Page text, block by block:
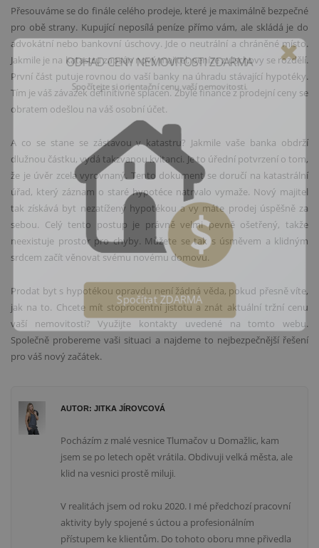
Přesouváme se do finále celého prodeje, které je maximálně bezpečné
pro obě strany. Kupující neposílá peníze přímo vám, ale skládá je do
advokátní nebo bankovní úschovy. Jde o neutrální a chráněné místo.
Jakmile je na katastru zapsán nový majitel, peníze z úschovy se rozdělí.
První část putuje rovnou do vaší banky na úhradu stávající hypotéky.
Tím je váš závazek definitivně splacen. Zbylé finance z prodejní ceny se
obratem odešlou na váš osobní účet.
A co se stane se zástavou v katastru? Jakmile vaše banka obdrží
dlužnou částku, vydá takzvanou kvitanci. Je to úřední potvrzení o tom,
že je úvěr zcela vyrovnaný. Tento dokument se doručí na katastrální
úřad, který záznam o staré hypotéce natrvalo vymaže. Nový majitel
tak získává byt nezatížený hypotékou a vy máte prodej úspěšně za
sebou. Celý tento postup je právně velmi pevně ošetřený, takže
neexistuje prostor pro chyby. Můžete se tak s úsměvem a klidným
srdcem začít věnovat svému novému domovu.
Prodat byt s hypotékou opravdu není žádná věda, pokud přesně víte,
jak na to. Chcete mít stoprocentní jistotu a znát aktuální tržní cenu
vaší nemovitosti? Využijte kontakty uvedené na tomto webu.
Společně probereme vaši situaci a najdeme to nejbezpečnější řešení
pro váš nový začátek.
AUTOR: JITKA JÍROVCOVÁ
Pocházím z malé vesnice Tlumačov u Domažlic, kam
jsem se po letech opět vrátila. Obdivuji velká města, ale
klid na vesnici prostě miluji
V realitách jsem od roku 2020. I mé předchozí pracovní
aktivity byly spojené s úctou a profesionálním
přístupem ke klientům. Do tohoto oboru mne přivedla
ODHAD CENY NEMOVITOSTI ZDARMA
Spočítejte si orientační cenu vaší nemovitosti.
Spočítat ZDARMA